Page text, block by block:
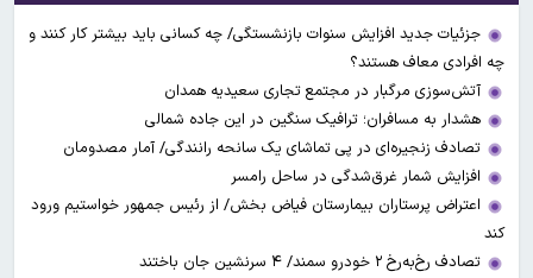
جزئیات جدید افزایش سنوات بازنشستگی/ چه کسانی باید بیشتر کار کنند و
چه افرادی معاف هستند؟
آتش‌سوزی مرگبار در مجتمع تجاری سعیدیه همدان
هشدار به مسافران؛ ترافیک سنگین در این جاده شمالی
تصادف زنجیره‌ای در پی تماشای یک سانحه رانندگی/ آمار مصدومان
افزایش شمار غرق‌شدگی در ساحل رامسر
اعتراض پرستاران بیمارستان فیاض بخش/ از رئیس جمهور خواستیم ورود
کند
تصادف رخ‌به‌رخ ۲ خودرو سمند/ ۴ سرنشین جان باختند